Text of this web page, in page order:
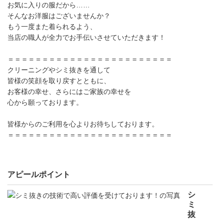
お気に入りの服だから……
そんなお洋服はございませんか？
もう一度また着られるよう、
当店の職人が全力でお手伝いさせていただきます！
＝＝＝＝＝＝＝＝＝＝＝＝＝＝＝＝＝＝＝＝＝＝＝＝
クリーニングやシミ抜きを通して
皆様の笑顔を取り戻すとともに、
お客様の幸せ、さらにはご家族の幸せを
心から願っております。
皆様からのご利用を心よりお待ちしております。
＝＝＝＝＝＝＝＝＝＝＝＝＝＝＝＝＝＝＝＝＝＝＝＝
アピールポイント
シ
ミ
抜